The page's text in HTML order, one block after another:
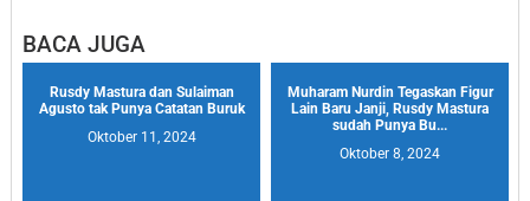
BACA JUGA
Rusdy Mastura dan Sulaiman
Agusto tak Punya Catatan Buruk
Oktober 11, 2024
Muharam Nurdin Tegaskan Figur
Lain Baru Janji, Rusdy Mastura
sudah Punya Bu...
Oktober 8, 2024